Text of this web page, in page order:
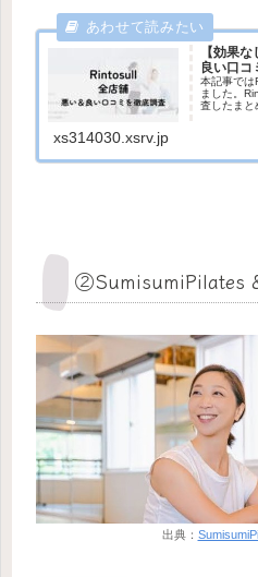
【効果
良い口コ
本記事では
ました。
査したまと
やすい・
xs314030.xsrv.jp
②SumisumiPilates
出典：